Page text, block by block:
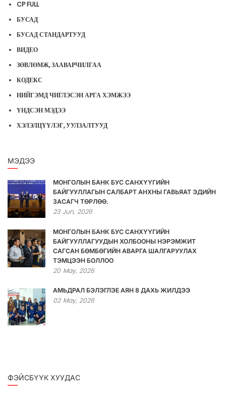
CP FULL
БУСАД
БУСАД СТАНДАРТУУД
ВИДЕО
ЗӨВЛӨМЖ, ЗААВАРЧИЛГАА
КОДЕКС
НИЙГЭМД ЧИГЛЭСЭН АРГА ХЭМЖЭЭ
ҮНДСЭН МЭДЭЭ
ХЭЛЭЛЦҮҮЛЭГ, УУЛЗАЛТУУД
МЭДЭЭ
МОНГОЛЫН БАНК БУС САНХҮҮГИЙН
БАЙГУУЛЛАГЫН САЛБАРТ АНХНЫ ГАВЬЯАТ ЭДИЙН
ЗАСАГЧ ТӨРЛӨӨ.
23 Jun, 2026
МОНГОЛЫН БАНК БУС САНХҮҮГИЙН
БАЙГУУЛЛАГУУДЫН ХОЛБООНЫ НЭРЭМЖИТ
САГСАН БӨМБӨГИЙН АВАРГА ШАЛГАРУУЛАХ
ТЭМЦЭЭН БОЛЛОО
20 May, 2026
АМЬДРАЛ БЭЛЭГЛЭЕ АЯН 8 ДАХЬ ЖИЛДЭЭ
02 May, 2026
ФЭЙСБҮҮК ХУУДАС